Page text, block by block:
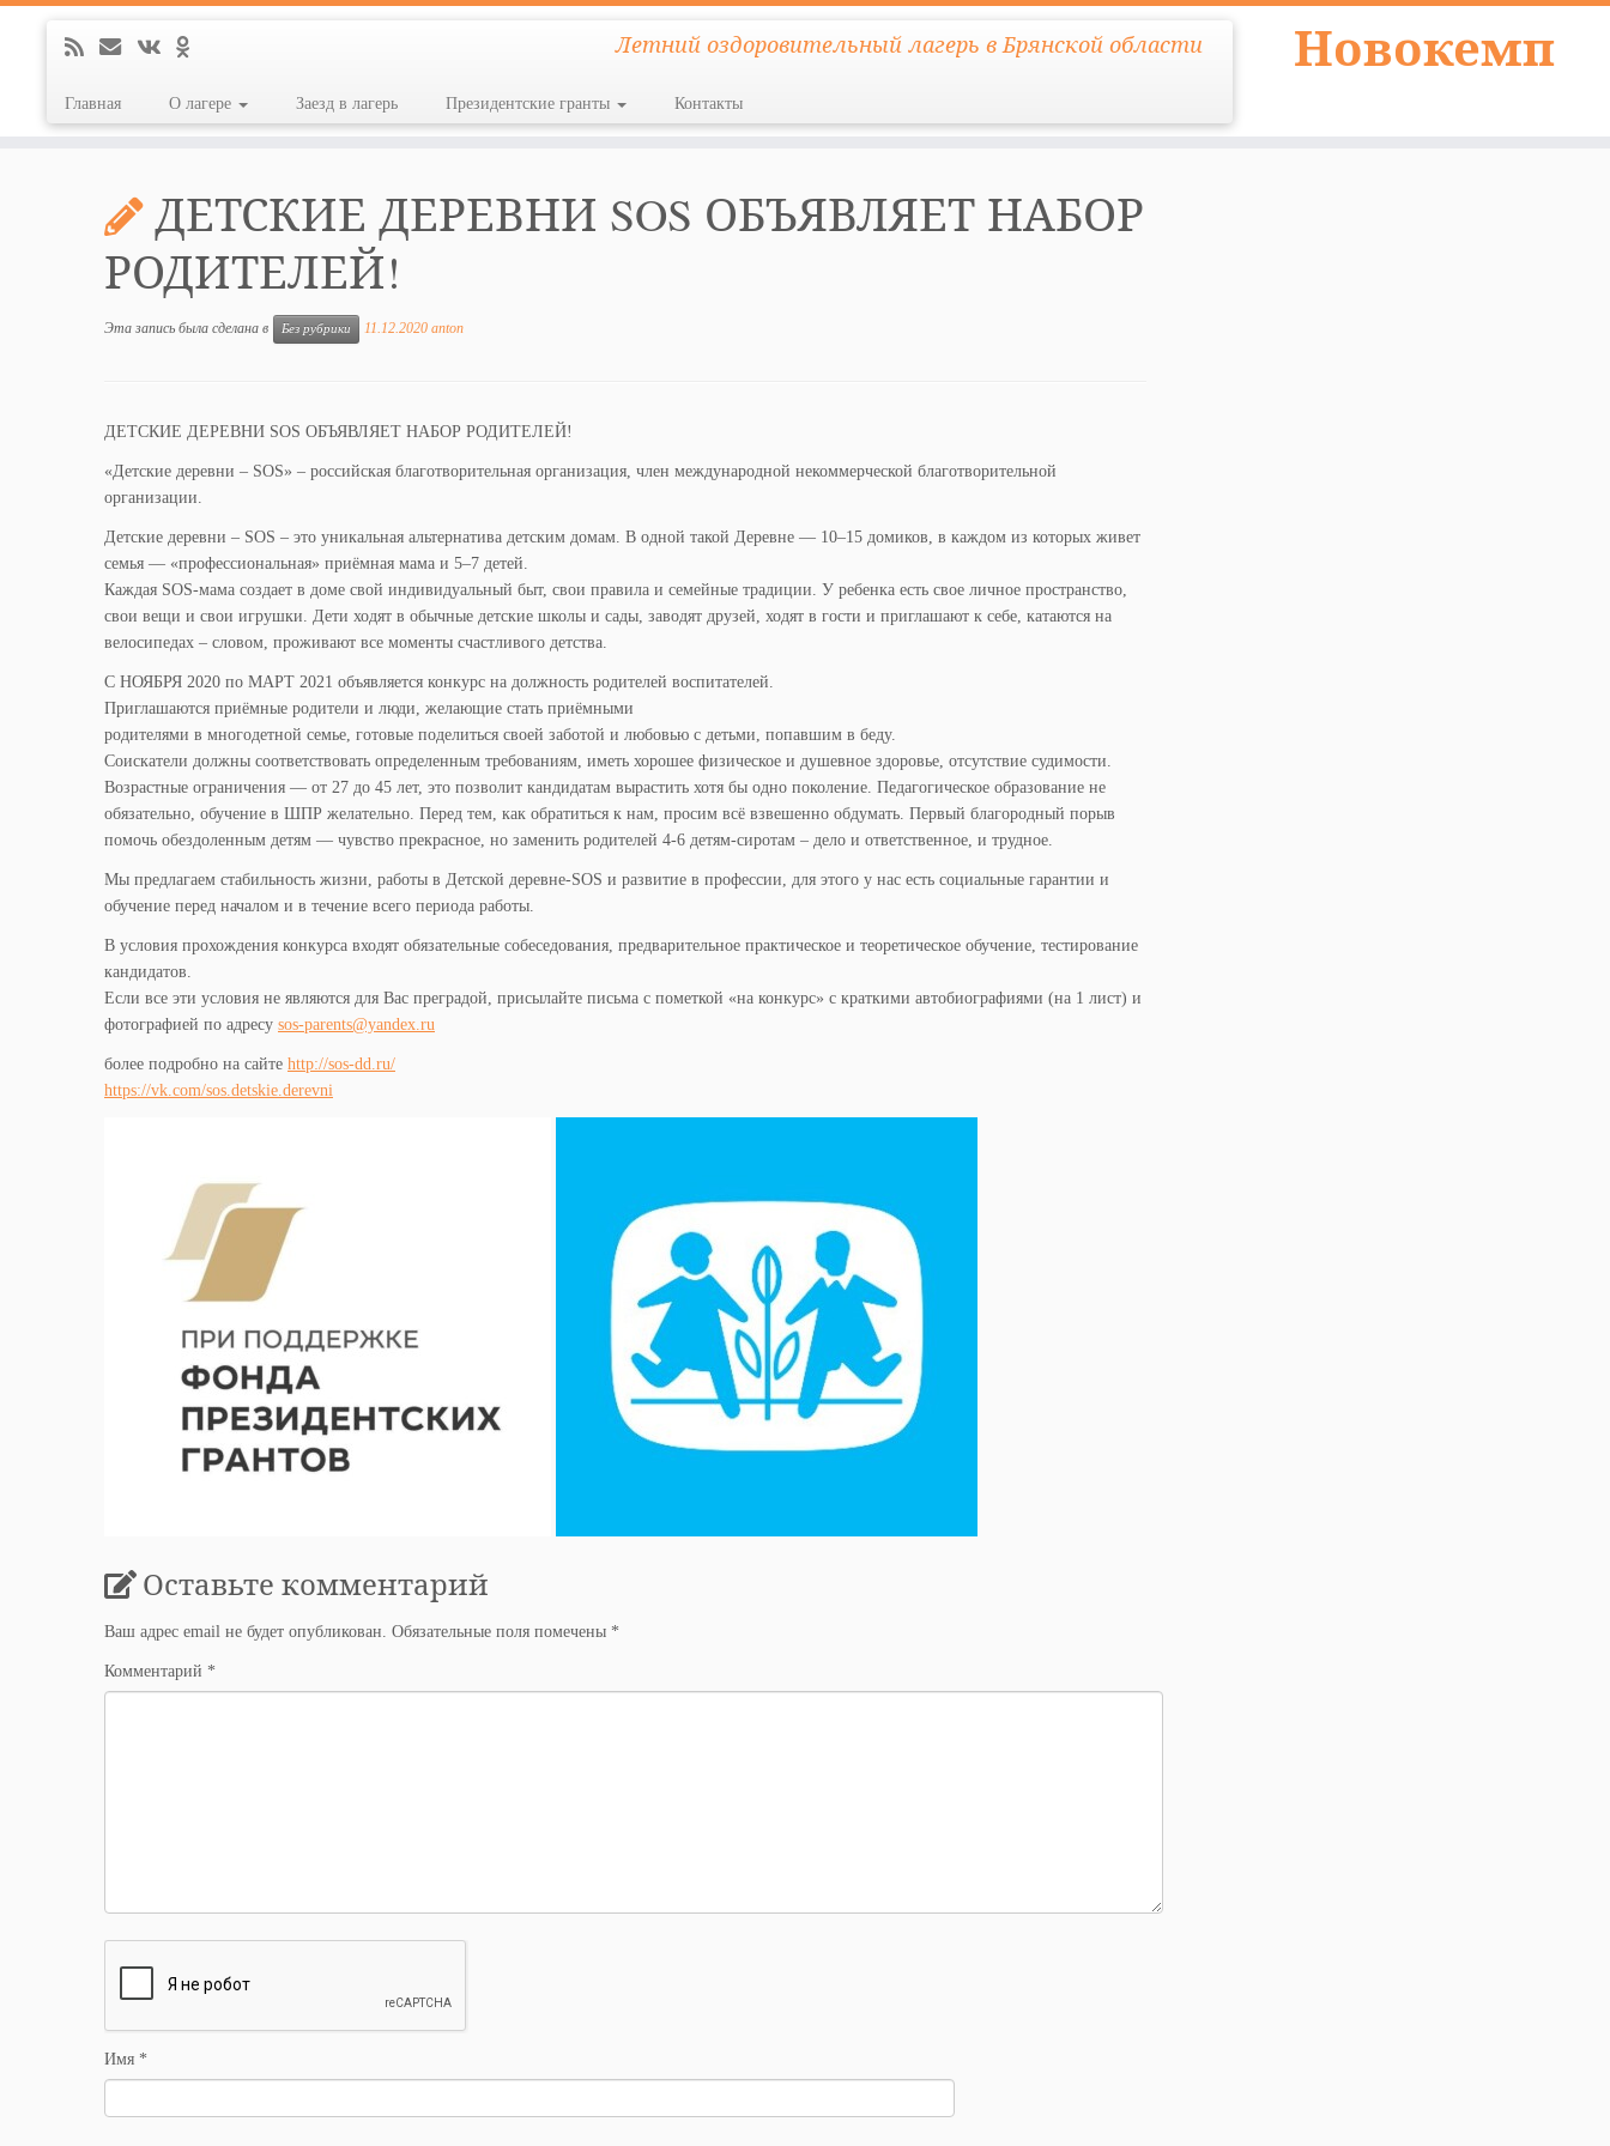
Новокемп
Летний оздоровительный лагерь в Брянской области
Главная О лагере Заезд в лагерь Президентские гранты Контакты
ДЕТСКИЕ ДЕРЕВНИ SOS ОБЪЯВЛЯЕТ НАБОР
РОДИТЕЛЕЙ!
Эта запись была сделана в Без рубрики 11.12.2020 anton
ДЕТСКИЕ ДЕРЕВНИ SOS ОБЪЯВЛЯЕТ НАБОР РОДИТЕЛЕЙ!
«Детские деревни – SOS» – российская благотворительная организация, член международной некоммерческой благотворительной
организации.
Детские деревни – SOS – это уникальная альтернатива детским домам. В одной такой Деревне — 10–15 домиков, в каждом из которых живет
семья — «профессиональная» приёмная мама и 5–7 детей.
Каждая SOS-мама создает в доме свой индивидуальный быт, свои правила и семейные традиции. У ребенка есть свое личное пространство,
свои вещи и свои игрушки. Дети ходят в обычные детские школы и сады, заводят друзей, ходят в гости и приглашают к себе, катаются на
велосипедах – словом, проживают все моменты счастливого детства.
С НОЯБРЯ 2020 по МАРТ 2021 объявляется конкурс на должность родителей воспитателей.
Приглашаются приёмные родители и люди, желающие стать приёмными
родителями в многодетной семье, готовые поделиться своей заботой и любовью с детьми, попавшим в беду.
Соискатели должны соответствовать определенным требованиям, иметь хорошее физическое и душевное здоровье, отсутствие судимости.
Возрастные ограничения — от 27 до 45 лет, это позволит кандидатам вырастить хотя бы одно поколение. Педагогическое образование не
обязательно, обучение в ШПР желательно. Перед тем, как обратиться к нам, просим всё взвешенно обдумать. Первый благородный порыв
помочь обездоленным детям — чувство прекрасное, но заменить родителей 4-6 детям-сиротам – дело и ответственное, и трудное.
Мы предлагаем стабильность жизни, работы в Детской деревне-SOS и развитие в профессии, для этого у нас есть социальные гарантии и
обучение перед началом и в течение всего периода работы.
В условия прохождения конкурса входят обязательные собеседования, предварительное практическое и теоретическое обучение, тестирование
кандидатов.
Если все эти условия не являются для Вас преградой, присылайте письма с пометкой «на конкурс» с краткими автобиографиями (на 1 лист) и
фотографией по адресу sos-parents@yandex.ru
более подробно на сайте http://sos-dd.ru/
https://vk.com/sos.detskie.derevni
Оставьте комментарий
Ваш адрес email не будет опубликован. Обязательные поля помечены *
Комментарий *
Имя *